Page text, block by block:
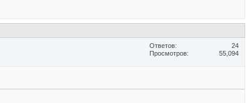
Ответов
24
Просмотров
55,094